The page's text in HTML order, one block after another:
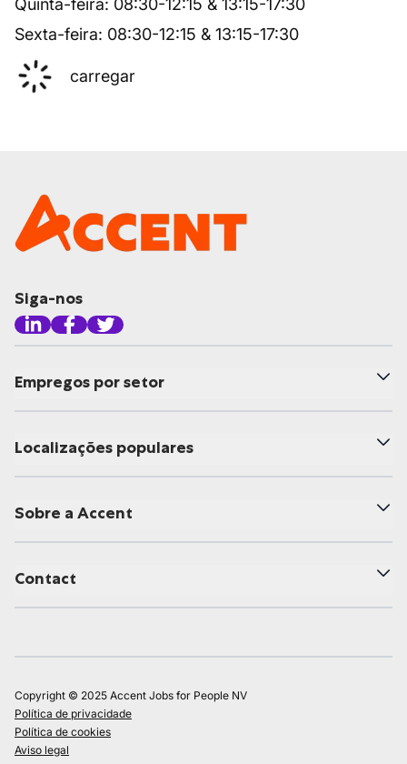
Quinta-feira: 08:30-12:15 & 13:15-17:30
Sexta-feira: 08:30-12:15 & 13:15-17:30
carregar
Siga-nos
Empregos por setor
Localizações populares
Sobre a Accent
Contact
Copyright © 2025 Accent Jobs for People NV
Política de privacidade
Política de cookies
Aviso legal